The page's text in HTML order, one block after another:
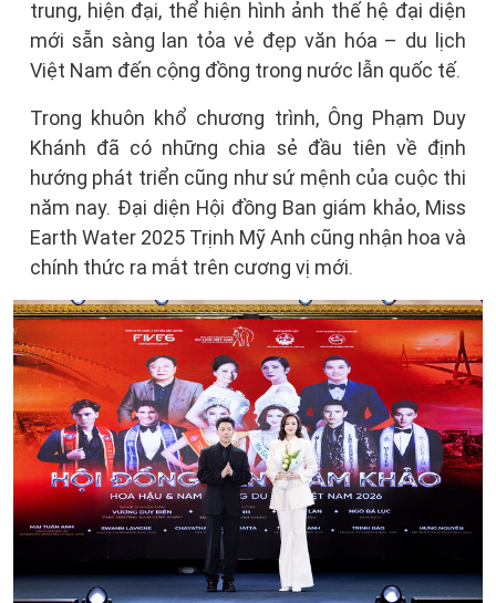
trung, hiện đại, thể hiện hình ảnh thế hệ đại diện
mới sẵn sàng lan tỏa vẻ đẹp văn hóa – du lịch
Việt Nam đến cộng đồng trong nước lẫn quốc tế.
Trong khuôn khổ chương trình, Ông Phạm Duy
Khánh đã có những chia sẻ đầu tiên về định
hướng phát triển cũng như sứ mệnh của cuộc thi
năm nay. Đại diện Hội đồng Ban giám khảo, Miss
Earth Water 2025 Trịnh Mỹ Anh cũng nhận hoa và
chính thức ra mắt trên cương vị mới.